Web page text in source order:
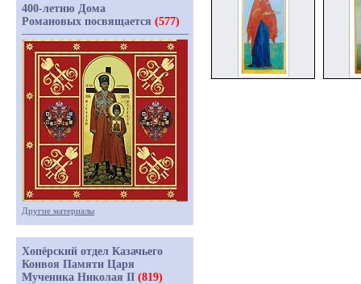
400-летию Дома
Романовых посвящается (577)
Другие материалы
Хопёрский отдел Казачьего
Конвоя Памяти Царя
Мученика Николая II (819)